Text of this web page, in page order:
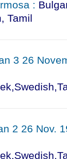
:
Tamil
3 26
2 26 Nov.